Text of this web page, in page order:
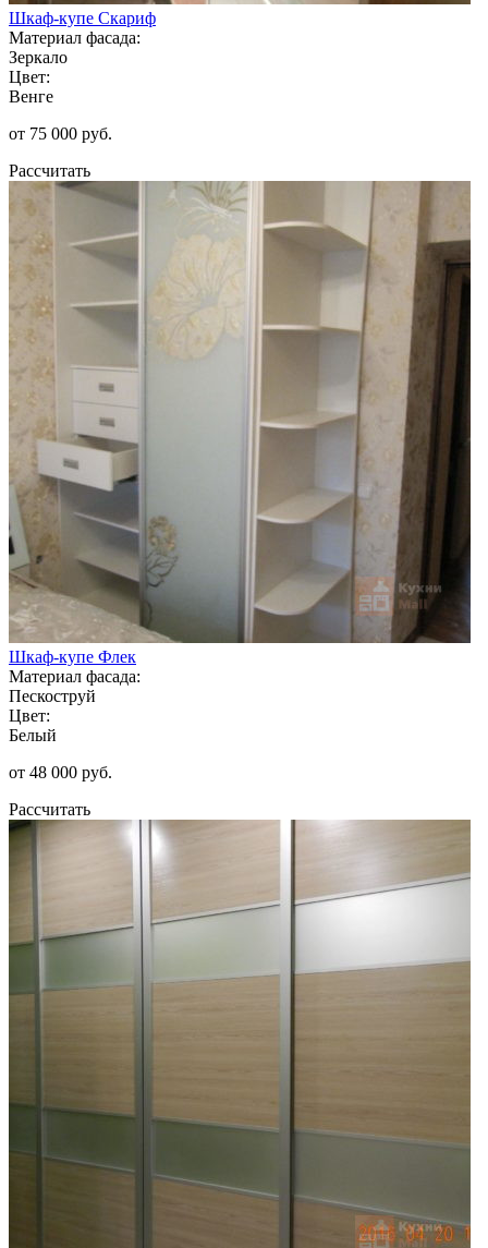
Шкаф-купе Скариф
Материал фасада:
Зеркало
Цвет:
Венге
от 75 000 руб.
Рассчитать
Шкаф-купе Флек
Материал фасада:
Пескоструй
Цвет:
Белый
от 48 000 руб.
Рассчитать